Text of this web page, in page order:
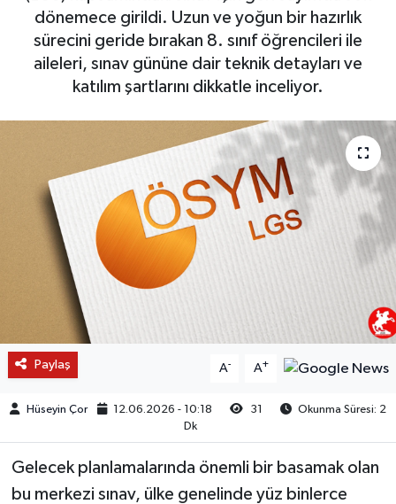
dönemece girildi. Uzun ve yoğun bir hazırlık
sürecini geride bırakan 8. sınıf öğrencileri ile
aileleri, sınav gününe dair teknik detayları ve
katılım şartlarını dikkatle inceliyor.
Paylaş A- A+
Hüseyin Çor 12.06.2026 - 10:18 31
Okunma Süresi: 2
Dk
Gelecek planlamalarında önemli bir basamak olan
bu merkezi sınav, ülke genelinde yüz binlerce